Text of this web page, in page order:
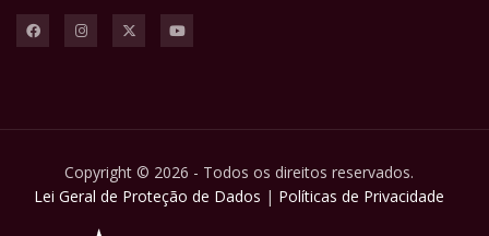
Copyright © 2026 - Todos os direitos reservados.
Lei Geral de Proteção de Dados | Políticas de Privacidade